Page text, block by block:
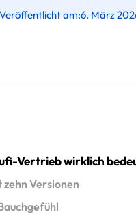
Veröffentlicht am:6. März
Vertrieb wirklich
Versionen